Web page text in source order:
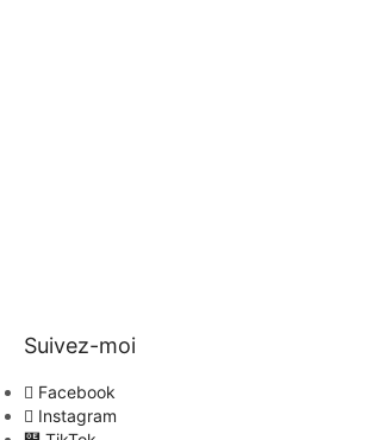
Suivez-moi
Facebook
Instagram